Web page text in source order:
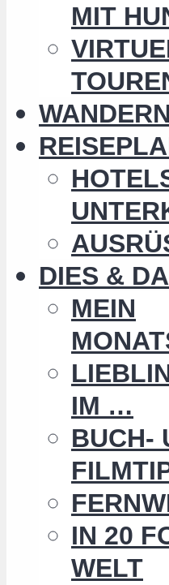
MIT
WANDERN
DIES &
MEIN
IM …
BUCH-
IN 20
WELT